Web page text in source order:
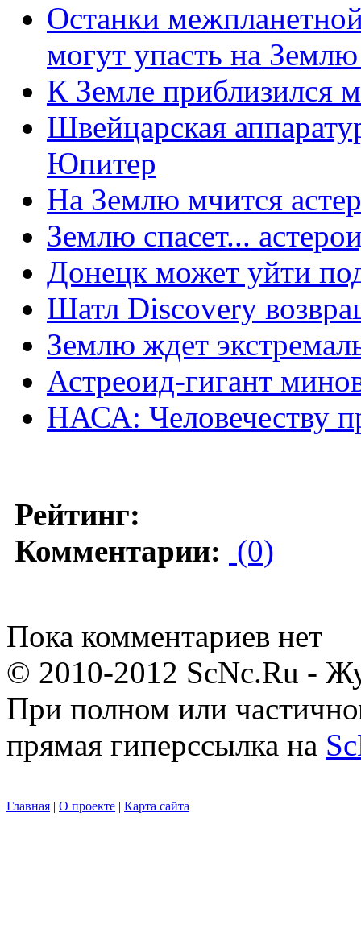
Останки
могут упасть на
К Земле приблизился
Швейцарская
Юпитер
На Землю мчится
Землю спасет...
Донецк может уйти
Шатл Discovery
Землю ждет
Астреоид-гигант
НАСА: Человечеству
Рейтинг:
Комментарии: (0)
Пока комментариев нет
© 2010-2012 ScNc.Ru -
При полном или
прямая гиперссылка на
Главная | О проекте | Карта сайта